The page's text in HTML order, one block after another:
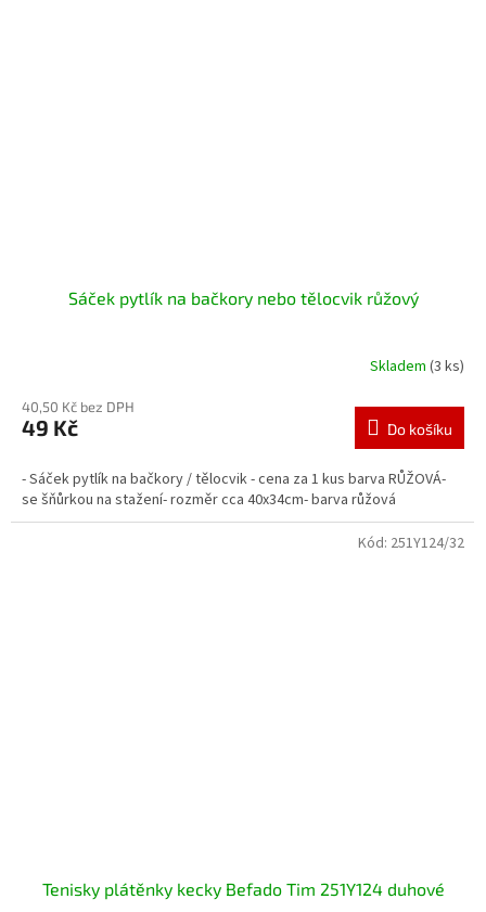
Sáček pytlík na bačkory nebo tělocvik růžový
Skladem (3 ks)
40,50 Kč bez DPH
49 Kč Do košíku
- Sáček pytlík na bačkory / tělocvik - cena za 1 kus barva RŮŽOVÁ-
se šňůrkou na stažení- rozměr cca 40x34cm- barva růžová
Tenisky plátěnky kecky Befado Tim 251Y124 duhové
Kód: 251Y124/32